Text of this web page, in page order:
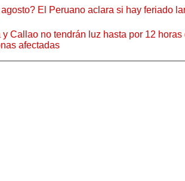
El Peruano aclara si hay feriado
Callao no tendrán luz hasta por 12
afectadas